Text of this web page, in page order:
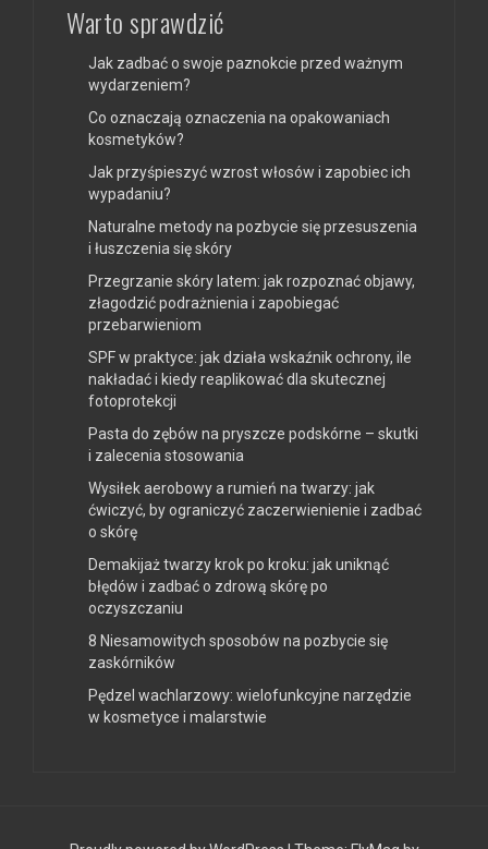
Warto sprawdzić
Jak zadbać o swoje paznokcie przed ważnym
wydarzeniem?
Co oznaczają oznaczenia na opakowaniach
kosmetyków?
Jak przyśpieszyć wzrost włosów i zapobiec ich
wypadaniu?
Naturalne metody na pozbycie się przesuszenia
i łuszczenia się skóry
Przegrzanie skóry latem: jak rozpoznać objawy,
złagodzić podrażnienia i zapobiegać
przebarwieniom
SPF w praktyce: jak działa wskaźnik ochrony, ile
nakładać i kiedy reaplikować dla skutecznej
fotoprotekcji
Pasta do zębów na pryszcze podskórne – skutki
i zalecenia stosowania
Wysiłek aerobowy a rumień na twarzy: jak
ćwiczyć, by ograniczyć zaczerwienienie i zadbać
o skórę
Demakijaż twarzy krok po kroku: jak uniknąć
błędów i zadbać o zdrową skórę po
oczyszczaniu
8 Niesamowitych sposobów na pozbycie się
zaskórników
Pędzel wachlarzowy: wielofunkcyjne narzędzie
w kosmetyce i malarstwie